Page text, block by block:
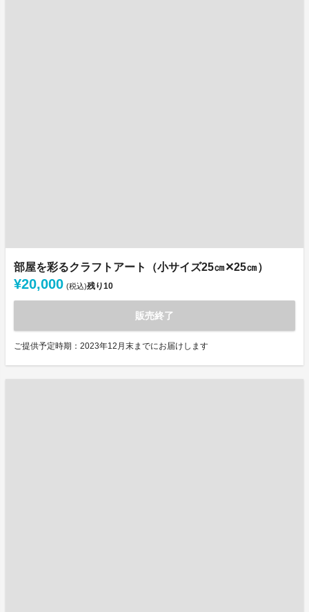
部屋を彩るクラフトアート（小サイズ25㎝✕25㎝）
¥20,000 (税込)残り10
販売終了
ご提供予定時期：2023年12月末までにお届けします